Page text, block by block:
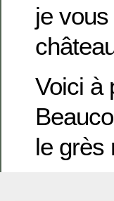
je
Voici à
le grès